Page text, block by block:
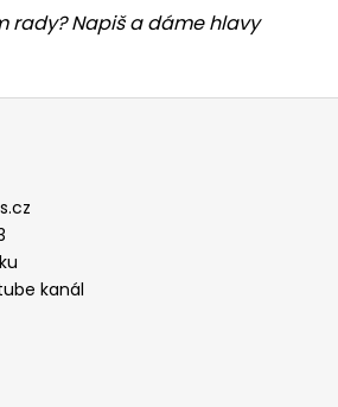
rady? Napiš a dáme hlavy
kanál